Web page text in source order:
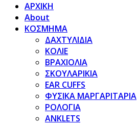
ΑΡΧΙΚΗ
About
ΚΟΣΜΗΜΑ
ΔΑΧΤΥΛΙΔΙΑ
ΚΟΛΙΕ
ΒΡΑΧΙΟΛΙΑ
ΣΚΟΥΛΑΡΙΚΙΑ
EAR CUFFS
ΦΥΣΙΚΑ ΜΑΡΓΑΡΙΤΑΡΙΑ
ΡΟΛΟΓΙΑ
ANKLETS